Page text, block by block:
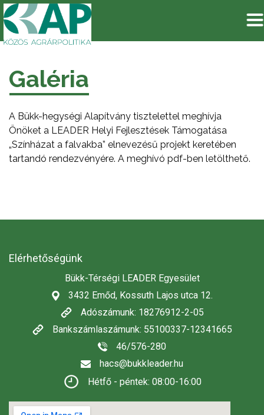
Galéria
A Bükk-hegységi Alapítvány tisztelettel meghívja
Önöket a LEADER Helyi Fejlesztések Támogatása
„Színházat a falvakba” elnevezésű projekt keretében
tartandó rendezvényére. A meghívó pdf-ben letölthető.
Elérhetőségünk
Bükk-Térségi LEADER Egyesület
3432 Emőd, Kossuth Lajos utca 12.
Adószámunk: 18276912-2-05
Bankszámlaszámunk: 55100337-12341665
46/576-280
hacs@bukkleader.hu
Hétfő - péntek: 08:00-16:00